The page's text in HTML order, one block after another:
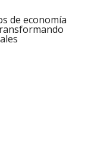
de economía